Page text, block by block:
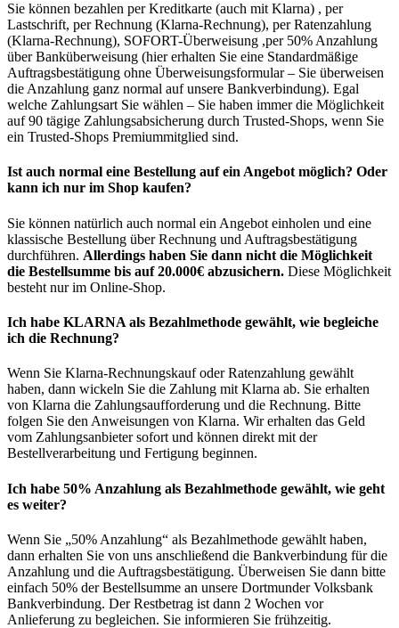
Sie können bezahlen per Kreditkarte (auch mit Klarna) , per
Lastschrift, per Rechnung (Klarna-Rechnung), per Ratenzahlung
(Klarna-Rechnung), SOFORT-Überweisung ,per 50% Anzahlung
über Banküberweisung (hier erhalten Sie eine Standardmäßige
Auftragsbestätigung ohne Überweisungsformular – Sie überweisen
die Anzahlung ganz normal auf unsere Bankverbindung). Egal
welche Zahlungsart Sie wählen – Sie haben immer die Möglichkeit
auf 90 tägige Zahlungsabsicherung durch Trusted-Shops, wenn Sie
ein Trusted-Shops Premiummitglied sind.
Ist auch normal eine Bestellung auf ein Angebot möglich? Oder
kann ich nur im Shop kaufen?
Sie können natürlich auch normal ein Angebot einholen und eine
klassische Bestellung über Rechnung und Auftragsbestätigung
durchführen. Allerdings haben Sie dann nicht die Möglichkeit
die Bestellsumme bis auf 20.000€ abzusichern. Diese Möglichkeit
besteht nur im Online-Shop.
Ich habe KLARNA als Bezahlmethode gewählt, wie begleiche
ich die Rechnung?
Wenn Sie Klarna-Rechnungskauf oder Ratenzahlung gewählt
haben, dann wickeln Sie die Zahlung mit Klarna ab. Sie erhalten
von Klarna die Zahlungsaufforderung und die Rechnung. Bitte
folgen Sie den Anweisungen von Klarna. Wir erhalten das Geld
vom Zahlungsanbieter sofort und können direkt mit der
Bestellverarbeitung und Fertigung beginnen.
Ich habe 50% Anzahlung als Bezahlmethode gewählt, wie geht
es weiter?
Wenn Sie „50% Anzahlung“ als Bezahlmethode gewählt haben,
dann erhalten Sie von uns anschließend die Bankverbindung für die
Anzahlung und die Auftragsbestätigung. Überweisen Sie dann bitte
einfach 50% der Bestellsumme an unsere Dortmunder Volksbank
Bankverbindung. Der Restbetrag ist dann 2 Wochen vor
Anlieferung zu begleichen. Sie informieren Sie frühzeitig.